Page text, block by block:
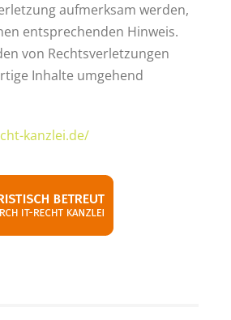
aufmerksam werden,
entsprechenden Hinweis.
von Rechtsverletzungen
Inhalte umgehend
kanzlei.de/